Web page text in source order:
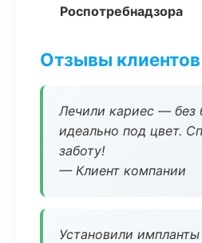
Роспотребнадзора
Отзывы клиентов
Лечили кариес — без
идеально под цвет.
заботу!
— Клиент компании
Установили